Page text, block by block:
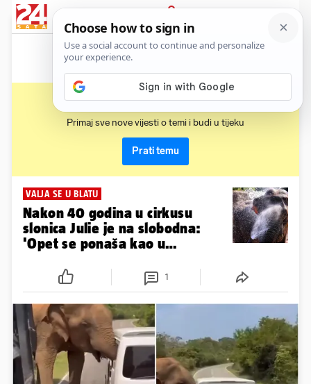
PRIJAVA
News
slon
Primaj sve nove vijesti o temi i budi u tijeku
Prati temu
VALJA SE U BLATU
Nakon 40 godina u cirkusu
slonica Julie je na slobodna:
'Opet se ponaša kao u
1